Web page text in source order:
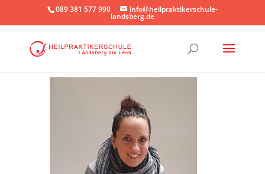
089 381 577 990 info@heilpraktikerschule-
landsberg.de